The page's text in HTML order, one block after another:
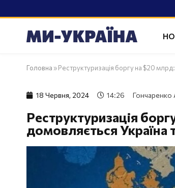
Головна »Реструктуризація боргу на $20
18 Червня, 2024 14:26 Гончаренко
Реструктуризація
домовляється Україна